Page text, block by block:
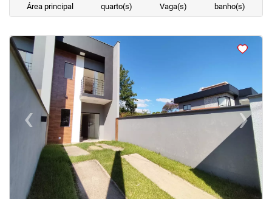
Área principal
quarto(s)
Vaga(s)
banho(s)
<<<<
‹Previous ›Next